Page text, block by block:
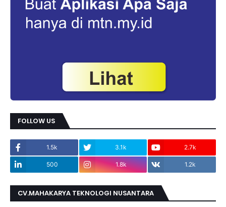
FOLLOW US
1.5k 3.1k 2.7k
500 1.8k 1.2k
CV.MAHAKARYA TEKNOLOGI NUSANTARA